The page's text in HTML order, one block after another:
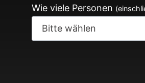
Wie viele Personen